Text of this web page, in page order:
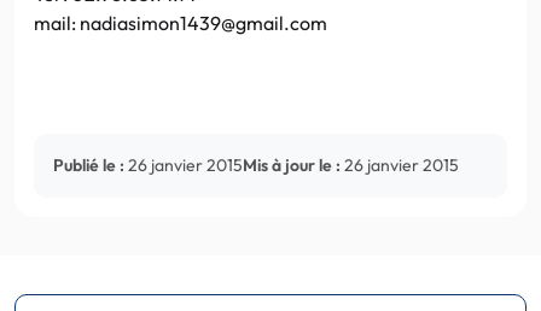
mail: nadiasimon1439@gmail.com
Publié le : 26 janvier 2015Mis à jour le : 26 janvier 2015